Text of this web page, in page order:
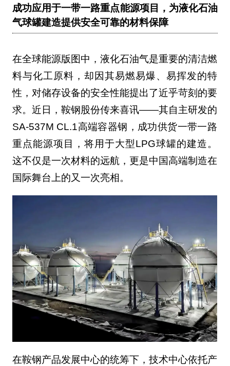
成功应用于一带一路重点能源项目，为液化石油
气球罐建造提供安全可靠的材料保障
在全球能源版图中，液化石油气是重要的清洁燃
料与化工原料，却因其易燃易爆、易挥发的特
性，对储存设备的安全性能提出了近乎苛刻的要
求。近日，鞍钢股份传来喜讯——其自主研发的
SA-537M CL.1高端容器钢，成功供货一带一路
重点能源项目，将用于大型LPG球罐的建造。
这不仅是一次材料的远航，更是中国高端制造在
国际舞台上的又一次亮相。
在鞍钢产品发展中心的统筹下，技术中心依托产